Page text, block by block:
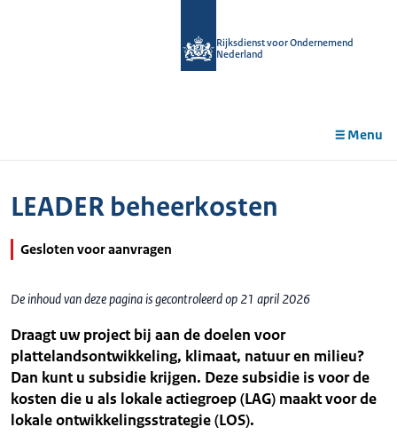
Rijksdienst voor Ondernemend
Nederland
Menu
LEADER beheerkosten
Gesloten voor aanvragen
De inhoud van deze pagina is gecontroleerd op 21 april 2026
Draagt uw project bij aan de doelen voor
plattelandsontwikkeling, klimaat, natuur en milieu?
Dan kunt u subsidie krijgen. Deze subsidie is voor de
kosten die u als lokale actiegroep (LAG) maakt voor de
lokale ontwikkelingsstrategie (LOS).